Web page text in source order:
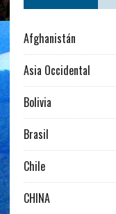
Afghanistán
Asia Occidental
Bolivia
Brasil
Chile
CHINA